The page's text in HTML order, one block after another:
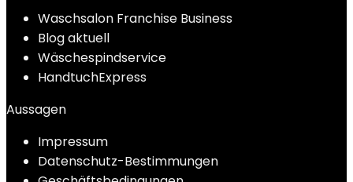
Waschsalon Franchise Business
Blog aktuell
Wäschespindservice
HandtuchExpress
Aussagen
Impressum
Datenschutz-Bestimmungen